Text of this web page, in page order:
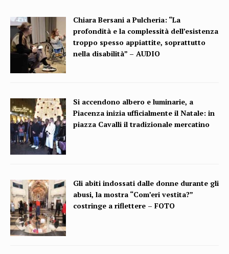
Chiara Bersani a Pulcheria: “La
profondità e la complessità dell’esistenza
troppo spesso appiattite, soprattutto
nella disabilità” – AUDIO
Si accendono albero e luminarie, a
Piacenza inizia ufficialmente il Natale: in
piazza Cavalli il tradizionale mercatino
Gli abiti indossati dalle donne durante gli
abusi, la mostra “Com’eri vestita?”
costringe a riflettere – FOTO